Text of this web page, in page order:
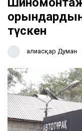
түскен
Ғалиасқар Думан